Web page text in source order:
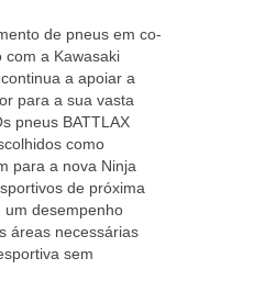
de pneus em co-
com a Kawasaki
a apoiar a
para a sua vasta
pneus BATTLAX
como
para a nova Ninja
de próxima
um desempenho
áreas necessárias
sem